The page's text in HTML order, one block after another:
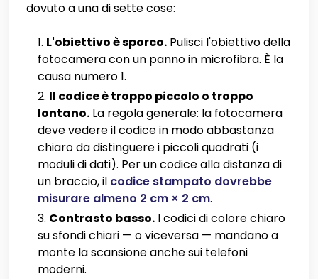
dovuto a una di sette cose:
L'obiettivo è sporco. Pulisci l'obiettivo della
fotocamera con un panno in microfibra. È la
causa numero 1.
Il codice è troppo piccolo o troppo
lontano. La regola generale: la fotocamera
deve vedere il codice in modo abbastanza
chiaro da distinguere i piccoli quadrati (i
moduli di dati). Per un codice alla distanza di
un braccio, il codice stampato dovrebbe
misurare almeno 2 cm × 2 cm.
Contrasto basso. I codici di colore chiaro
su sfondi chiari — o viceversa — mandano a
monte la scansione anche sui telefoni
moderni.